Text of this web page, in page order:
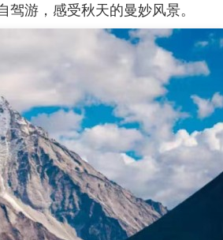
游，感受秋天的曼妙风景。